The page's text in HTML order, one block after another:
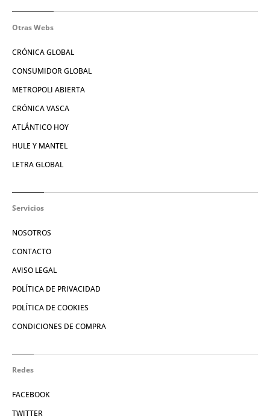
Otras Webs
CRÓNICA GLOBAL
CONSUMIDOR GLOBAL
METROPOLI ABIERTA
CRÓNICA VASCA
ATLÁNTICO HOY
HULE Y MANTEL
LETRA GLOBAL
Servicios
NOSOTROS
CONTACTO
AVISO LEGAL
POLÍTICA DE PRIVACIDAD
POLÍTICA DE COOKIES
CONDICIONES DE COMPRA
Redes
FACEBOOK
TWITTER